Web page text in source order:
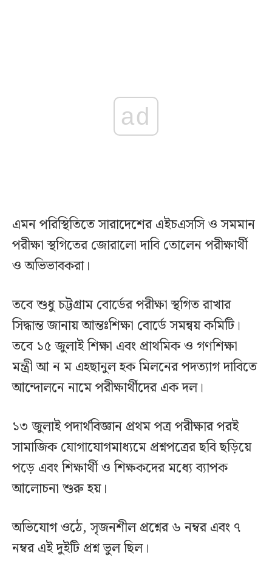
ad
এমন পরিস্থিতিতে সারাদেশের এইচএসসি ও সমমান
পরীক্ষা স্থগিতের জোরালো দাবি তোলেন পরীক্ষার্থী
ও অভিভাবকরা।
তবে শুধু চট্টগ্রাম বোর্ডের পরীক্ষা স্থগিত রাখার
সিদ্ধান্ত জানায় আন্তঃশিক্ষা বোর্ডে সমন্বয় কমিটি।
তবে ১৫ জুলাই শিক্ষা এবং প্রাথমিক ও গণশিক্ষা
মন্ত্রী আ ন ম এহছানুল হক মিলনের পদত্যাগ দাবিতে
আন্দোলনে নামে পরীক্ষার্থীদের এক দল।
১৩ জুলাই পদার্থবিজ্ঞান প্রথম পত্র পরীক্ষার পরই
সামাজিক যোগাযোগমাধ্যমে প্রশ্নপত্রের ছবি ছড়িয়ে
পড়ে এবং শিক্ষার্থী ও শিক্ষকদের মধ্যে ব্যাপক
আলোচনা শুরু হয়।
অভিযোগ ওঠে, সৃজনশীল প্রশ্নের ৬ নম্বর এবং ৭
নম্বর এই দুইটি প্রশ্ন ভুল ছিল।